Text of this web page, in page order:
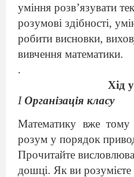
уміння розв’язувати
розумові здібності,
робити висновки,
вивчення математики.
.
Хід
ІОрганізація класу
Математику вже
розум у порядок
Прочитайте
дошці. Як ви розумієте